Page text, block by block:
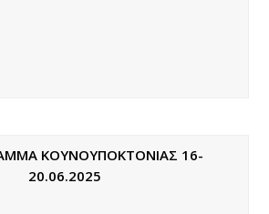
ΚΟΥΝΟΥΠΟΚΤΟΝΙΑΣ 16-
20.06.2025